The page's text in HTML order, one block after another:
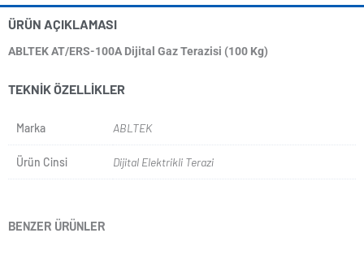
ÜRÜN AÇIKLAMASI
ABLTEK AT/ERS-100A Dijital Gaz Terazisi (100 Kg)
TEKNIK ÖZELLIKLER
Marka ABLTEK
Ürün Cinsi Dijital Elektrikli Terazi
BENZER ÜRÜNLER